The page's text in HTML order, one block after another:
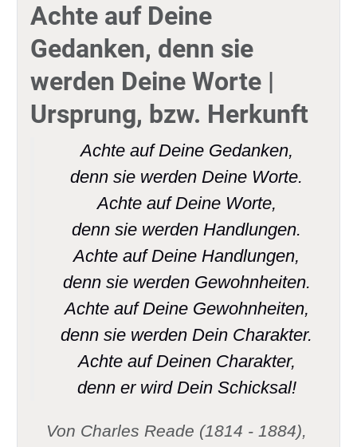
Achte auf Deine
Gedanken, denn sie
werden Deine Worte |
Ursprung, bzw. Herkunft
Achte auf Deine Gedanken,
denn sie werden Deine Worte.
Achte auf Deine Worte,
denn sie werden Handlungen.
Achte auf Deine Handlungen,
denn sie werden Gewohnheiten.
Achte auf Deine Gewohnheiten,
denn sie werden Dein Charakter.
Achte auf Deinen Charakter,
denn er wird Dein Schicksal!
Von Charles Reade (1814 - 1884),